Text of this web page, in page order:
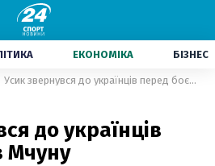
ЕКОНОМІКА БІЗНЕС
Усик звернувся до українців перед боєм з Мчуну
до українців
Мчуну